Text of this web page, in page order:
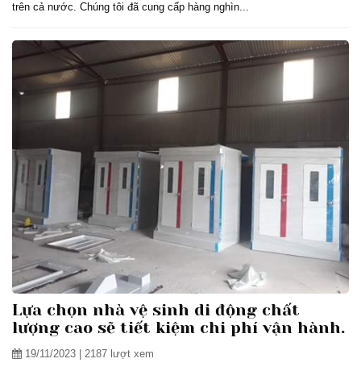
trên cả nước. Chúng tôi đã cung cấp hàng nghìn...
Lựa chọn nhà vệ sinh di động chất
lượng cao sẽ tiết kiệm chi phí vận hành.
19/11/2023 | 2187 lượt xem